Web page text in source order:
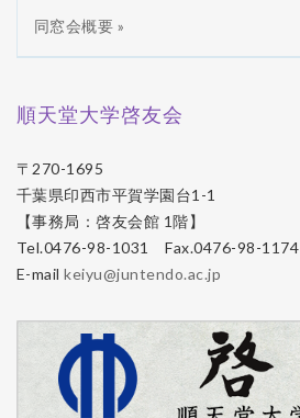
同窓会概要 »
順天堂大学啓友会
〒270-1695
千葉県印西市平賀学園台1-1
【事務局：啓友会館 1階】
Tel.0476-98-1031 Fax.0476-98-1174
E-mailkeiyu@juntendo.ac.jp